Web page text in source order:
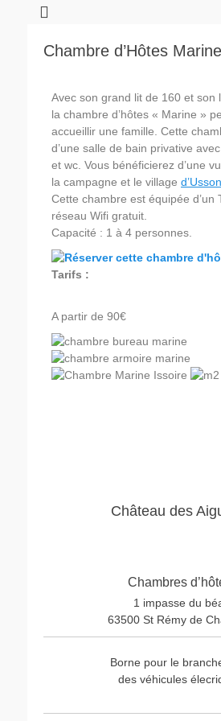
Chambre d’Hôtes Marine
Avec son grand lit de 160 et son
la chambre d’hôtes « Marine »
accueillir une famille. Cette
d’une salle de bain privative
et wc. Vous bénéficierez d’une
la campagne et le village d’Usson
Cette chambre est équipée d’un
réseau Wifi gratuit.
Capacité : 1 à 4 personnes.
Tarifs :
A partir de 90€
Château des
Chambres
1 impasse du
63500 St Rémy de
Borne pour le
des véhicules